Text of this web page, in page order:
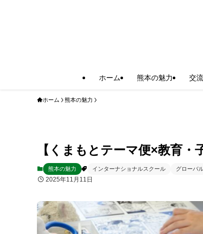
ホーム 熊本の魅力 交
ホーム 熊本の魅力
【くまもとテーマ便×教育
熊本の魅力 インターナショナルスクール グローバ
2025年11月11日